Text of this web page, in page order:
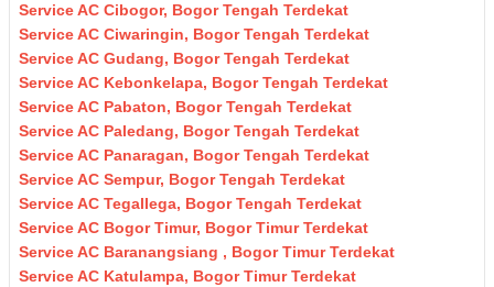
Service AC Cibogor, Bogor Tengah Terdekat
Service AC Ciwaringin, Bogor Tengah Terdekat
Service AC Gudang, Bogor Tengah Terdekat
Service AC Kebonkelapa, Bogor Tengah Terdekat
Service AC Pabaton, Bogor Tengah Terdekat
Service AC Paledang, Bogor Tengah Terdekat
Service AC Panaragan, Bogor Tengah Terdekat
Service AC Sempur, Bogor Tengah Terdekat
Service AC Tegallega, Bogor Tengah Terdekat
Service AC Bogor Timur, Bogor Timur Terdekat
Service AC Baranangsiang , Bogor Timur Terdekat
Service AC Katulampa, Bogor Timur Terdekat